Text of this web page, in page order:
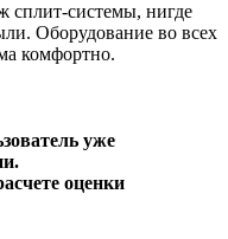
сплит-системы, нигде
Оборудование во всех
комфортно.
уже
оценки